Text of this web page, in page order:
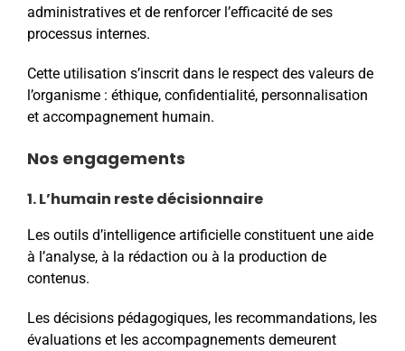
administratives et de renforcer l’efficacité de ses
processus internes.
Cette utilisation s’inscrit dans le respect des valeurs de
l’organisme : éthique, confidentialité, personnalisation
et accompagnement humain.
Nos engagements
1. L’humain reste décisionnaire
Les outils d’intelligence artificielle constituent une aide
à l’analyse, à la rédaction ou à la production de
contenus.
Les décisions pédagogiques, les recommandations, les
évaluations et les accompagnements demeurent